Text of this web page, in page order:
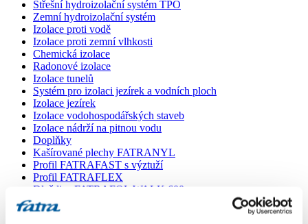
Střešní hydroizolační systém TPO
Zemní hydroizolační systém
Izolace proti vodě
Izolace proti zemní vlhkosti
Chemická izolace
Radonové izolace
Izolace tunelů
Systém pro izolaci jezírek a vodních ploch
Izolace jezírek
Izolace vodohospodářských staveb
Izolace nádrží na pitnou vodu
Doplňky
Kašírované plechy FATRANYL
Profil FATRAFAST s výztuží
Profil FATRAFLEX
Dlaždice FATRAFOL WALK 600
Parozábrana a tepelná izolace
Ochranná geotextilie